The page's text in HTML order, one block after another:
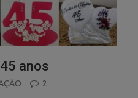
anos
2